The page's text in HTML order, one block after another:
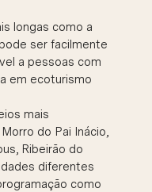
longas como a
ser facilmente
a pessoas com
em ecoturismo
mais
do Pai Inácio,
Ribeirão do
diferentes
como